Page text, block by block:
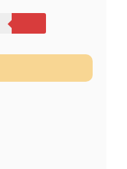
있습니다. 바로 은행의 보안 프
그램은 바이러스 방지, 해킹 방
익한 프로그램이지만 리소스 사